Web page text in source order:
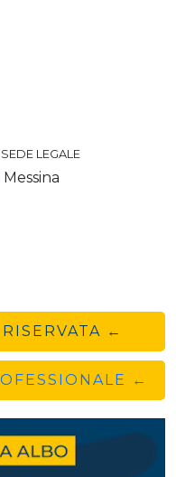
SEDE LEGALE
Messina
←
←